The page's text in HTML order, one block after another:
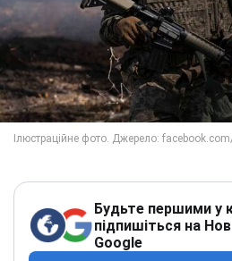
Будьте першими у
підпишіться на
Google